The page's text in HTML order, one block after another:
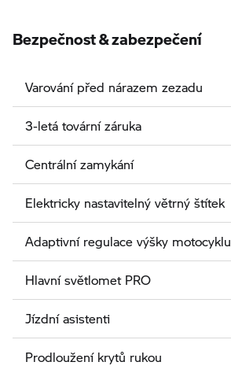
Bezpečnost & zabezpečení
Varování před nárazem zezadu
3-letá tovární záruka
Centrální zamykání
Elektricky nastavitelný větrný štítek
Adaptivní regulace výšky motocyklu
Hlavní světlomet PRO
Jízdní asistenti
Prodloužení krytů rukou